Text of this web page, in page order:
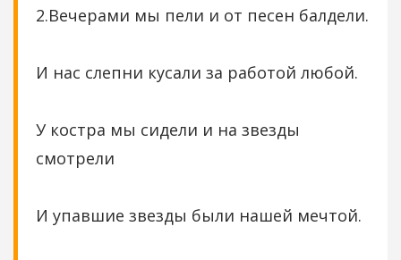
2.Вечерами мы пели и от песен балдели.
И нас слепни кусали за работой любой.
У костра мы сидели и на звезды
смотрели
И упавшие звезды были нашей мечтой.